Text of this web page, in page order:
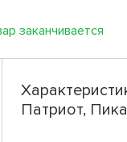
заканчивается
Патриот,